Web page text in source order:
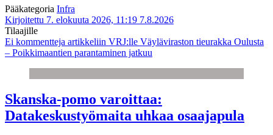
Pääkategoria Infra
Kirjoitettu 7. elokuuta 2026, 11:19 7.8.2026
Tilaajille
Ei kommentteja artikkeliin VRJ:lle Väyläviraston tieurakka Oulusta
– Poikkimaantien parantaminen jatkuu
Skanska-pomo varoittaa:
Datakeskustyömaita uhkaa osaajapula